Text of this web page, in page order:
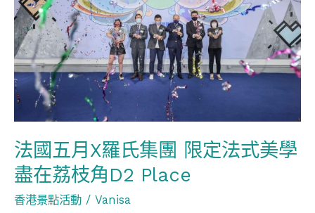
法國五月X羅氏集團 限定法式美學
盡在荔枝角D2 Place
香港景點活動 / Vanisa
月
X
羅
氏
集
定
法
式